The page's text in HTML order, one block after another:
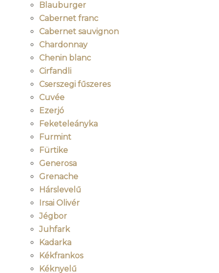
Blauburger
Cabernet franc
Cabernet sauvignon
Chardonnay
Chenin blanc
Cirfandli
Cserszegi fűszeres
Cuvée
Ezerjó
Feketeleányka
Furmint
Fürtike
Generosa
Grenache
Hárslevelű
Irsai Olivér
Jégbor
Juhfark
Kadarka
Kékfrankos
Kéknyelű